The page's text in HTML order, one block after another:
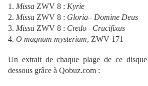
1. Missa ZWV 8 : Kyrie
2. Missa ZWV 8 : Gloria– Domine Deus
3. Missa ZWV 8 : Credo– Crucifixus
4. O magnum mysterium, ZWV 171
Un extrait de chaque plage de ce
dessous grâce à Qobuz.com :